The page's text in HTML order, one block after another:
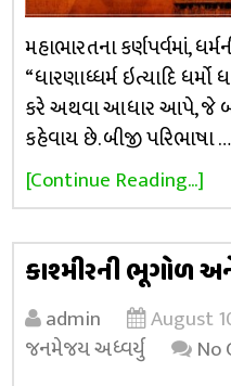
મહાભારતના કર્ણપર્વમાં,
“ધારણાધ્ધર્મ ઇત્યાદિ
કરે અથવા આધાર આપે, જે
કહેવાય છે. બીજી પરિભાષા …
[Continue Reading...]
કાશ્મીરની ભૂગોળ
admin August
જનમેજય અધ્વર્યુ
No